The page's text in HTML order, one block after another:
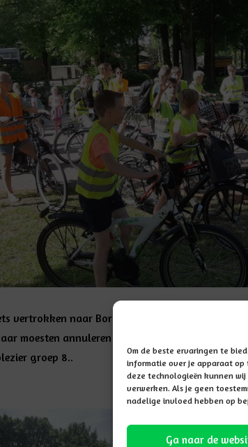
Om de beste ervaringen te
informatie over je apparaat op
deze technologieën kunnen
verwerken. Als je geen
nadelige invloed hebben op
Ga naar de
vertrokken naar Borger… 3 dagen op kamp !
moesten annuleren door een
groep 8..